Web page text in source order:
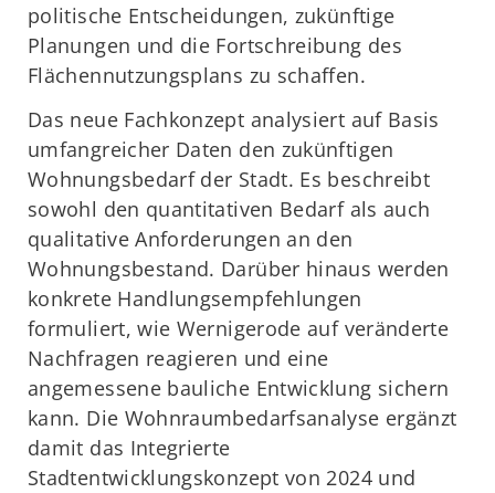
politische Entscheidungen, zukünftige
Planungen und die Fortschreibung des
Flächennutzungsplans zu schaffen.
Das neue Fachkonzept analysiert auf Basis
umfangreicher Daten den zukünftigen
Wohnungsbedarf der Stadt. Es beschreibt
sowohl den quantitativen Bedarf als auch
qualitative Anforderungen an den
Wohnungsbestand. Darüber hinaus werden
konkrete Handlungsempfehlungen
formuliert, wie Wernigerode auf veränderte
Nachfragen reagieren und eine
angemessene bauliche Entwicklung sichern
kann. Die Wohnraumbedarfsanalyse ergänzt
damit das Integrierte
Stadtentwicklungskonzept von 2024 und